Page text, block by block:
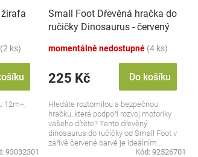
žirafa
(2 ks)
12m+,
93032301
Small Foot Dřevěná hračka do
ručičky Dinosaurus - červený
momentálně nedostupné (4 ks)
225 Kč Do košíku
Hledáte roztomilou a bezpečnou
hračku, která podpoří rozvoj motoriky
vašeho dítěte? Tento dřevěný
dinosaurus do ručičky od Small Foot v
zářivě červené barvě je ideálním...
Kód: 92526701